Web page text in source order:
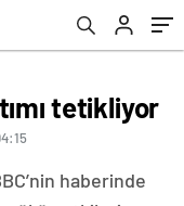
tetikliyor
haberinde